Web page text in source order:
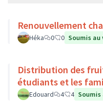
Renouvellement
Héka 0 0 Soumis au
Distribution des
étudiants et les
Edouard 4 4 Soumis